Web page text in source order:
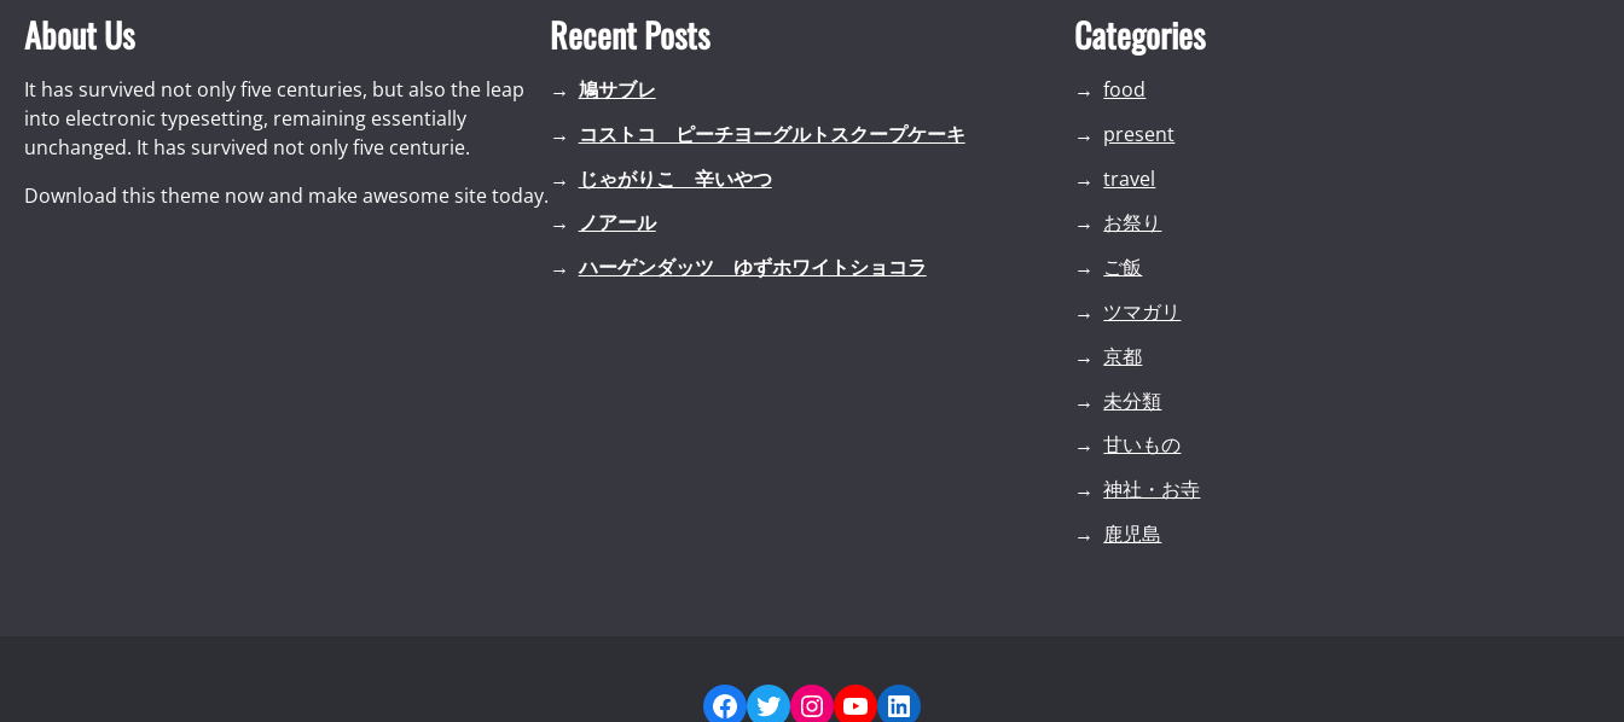
About Us
It has survived not only five centuries, but also the leap
into electronic typesetting, remaining essentially
unchanged. It has survived not only five centurie.
Download this theme now and make awesome site today.
Recent Posts
鳩サブレ
コストコ ピーチヨーグルトスクープケーキ
じゃがりこ 辛いやつ
ノアール
ハーゲンダッツ ゆずホワイトショコラ
Categories
food
present
travel
お祭り
ご飯
ツマガリ
京都
未分類
甘いもの
神社・お寺
鹿児島
Facebook
Twitter
Instagram
YouTube
LinkedIn